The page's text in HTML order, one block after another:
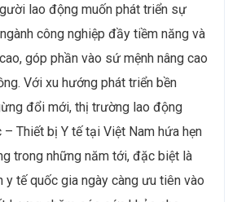
lao động muốn phát triển sự
công nghiệp đầy tiềm năng và
góp phần vào sứ mệnh nâng cao
Với xu hướng phát triển bền
đổi mới, thị trường lao động
Thiết bị Y tế tại Việt Nam hứa hẹn
trong những năm tới, đặc biệt là
y tế quốc gia ngày càng ưu tiên vào